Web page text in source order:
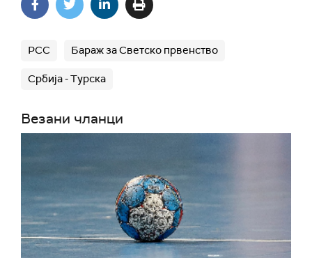
РСС Бараж за Светско првенство
Србија - Турска
Везани чланци